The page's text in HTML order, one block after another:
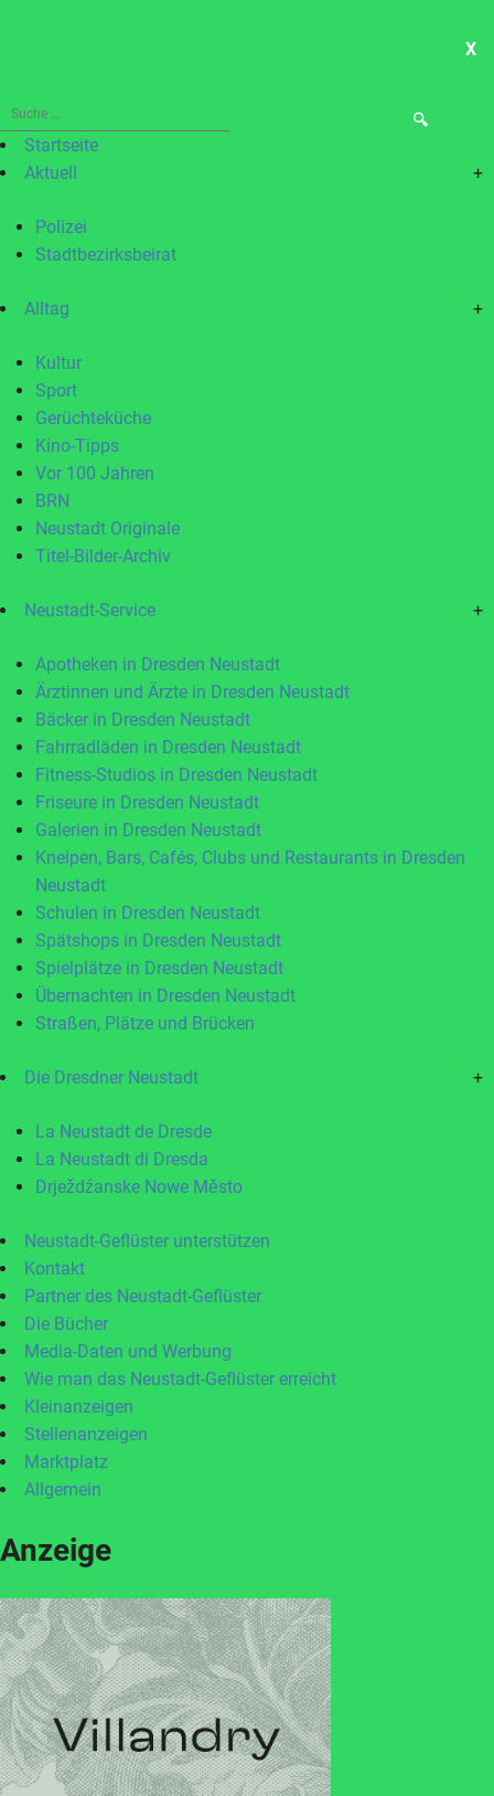
X
Suche
nach:Startseite
Aktuell
+
Polizei
Stadtbezirksbeirat
Alltag +
Kultur
Sport
Gerüchteküche
Kino-Tipps
Vor 100 Jahren
BRN
Neustadt Originale
Titel-Bilder-Archiv
Neustadt-Service +
Apotheken in Dresden Neustadt
Ärztinnen und Ärzte in Dresden Neustadt
Bäcker in Dresden Neustadt
Fahrradläden in Dresden Neustadt
Fitness-Studios in Dresden Neustadt
Friseure in Dresden Neustadt
Galerien in Dresden Neustadt
Kneipen, Bars, Cafés, Clubs und Restaurants in Dresden
Neustadt
Schulen in Dresden Neustadt
Spätshops in Dresden Neustadt
Spielplätze in Dresden Neustadt
Übernachten in Dresden Neustadt
Straßen, Plätze und Brücken
Die Dresdner Neustadt +
La Neustadt de Dresde
La Neustadt di Dresda
Drježdźanske Nowe Město
Neustadt-Geflüster unterstützen
Kontakt
Partner des Neustadt-Geflüster
Die Bücher
Media-Daten und Werbung
Wie man das Neustadt-Geflüster erreicht
Kleinanzeigen
Stellenanzeigen
Marktplatz
Allgemein
Anzeige